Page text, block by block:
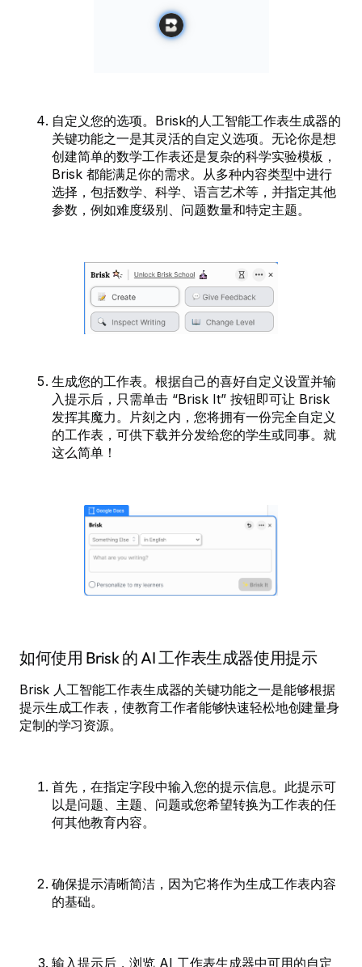
自定义您的选项。Brisk的人工智能工作表生成器的
关键功能之一是其灵活的自定义选项。无论你是想
创建简单的数学工作表还是复杂的科学实验模板，
Brisk 都能满足你的需求。从多种内容类型中进行
选择，包括数学、科学、语言艺术等，并指定其他
参数，例如难度级别、问题数量和特定主题。
生成您的工作表。根据自己的喜好自定义设置并输
入提示后，只需单击 “Brisk It” 按钮即可让 Brisk
发挥其魔力。片刻之内，您将拥有一份完全自定义
的工作表，可供下载并分发给您的学生或同事。就
这么简单！
如何使用 Brisk 的 AI 工作表生成器使用提示
Brisk 人工智能工作表生成器的关键功能之一是能够根据
提示生成工作表，使教育工作者能够快速轻松地创建量身
定制的学习资源。
首先，在指定字段中输入您的提示信息。此提示可
以是问题、主题、问题或您希望转换为工作表的任
何其他教育内容。
确保提示清晰简洁，因为它将作为生成工作表内容
的基础。
输入提示后，浏览 AI 工作表生成器中可用的自定